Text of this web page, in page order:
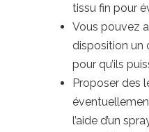
tissu fin pour
Vous pouvez
disposition un
pour qu’ils
Proposer des
l’aide d’un